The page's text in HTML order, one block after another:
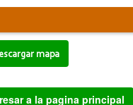
mapa
a la pagina principal